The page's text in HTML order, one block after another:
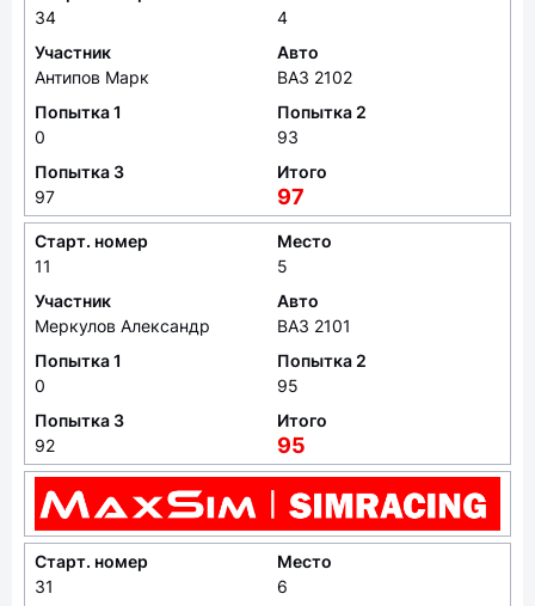
34
4
Участник
Антипов Марк
Авто
ВАЗ 2102
Попытка 1
0
Попытка 2
93
Попытка 3
97
Итого
97
Старт. номер
11
Место
5
Участник
Меркулов Александр
Авто
ВАЗ 2101
Попытка 1
0
Попытка 2
95
Попытка 3
92
Итого
95
Старт. номер
31
Место
6